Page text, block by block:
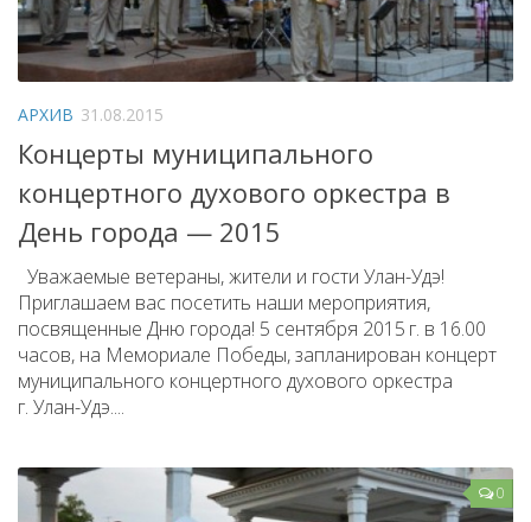
АРХИВ 31.08.2015
Концерты муниципального
концертного духового оркестра в
День города — 2015
Уважаемые ветераны, жители и гости Улан-Удэ!
Приглашаем вас посетить наши мероприятия,
посвященные Дню города! 5 сентября 2015 г. в 16.00
часов, на Мемориале Победы, запланирован концерт
муниципального концертного духового оркестра
г. Улан-Удэ....
0